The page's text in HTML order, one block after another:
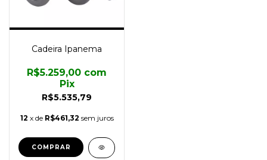
Cadeira Ipanema
R$5.535,79
R$5.259,00 com
Pix
12 x de R$461,32 sem juros